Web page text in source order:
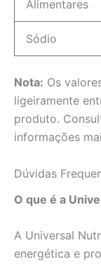
Alimentares
Sódio
Nota: Os
ligeiramente
produto.
informações
Dúvidas
O que é a
A Universal
energética e